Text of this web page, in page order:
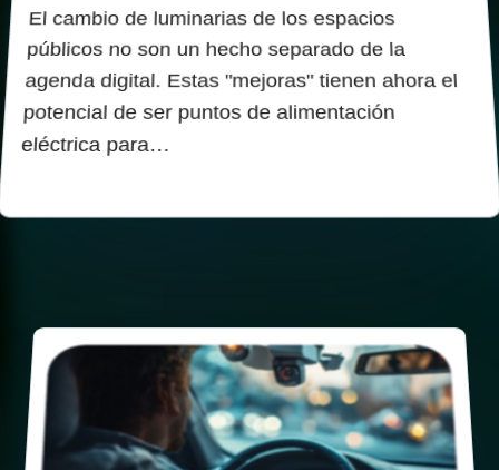
El cambio de luminarias de los espacios
públicos no son un hecho separado de la
agenda digital. Estas "mejoras" tienen ahora el
potencial de ser puntos de alimentación
eléctrica para…